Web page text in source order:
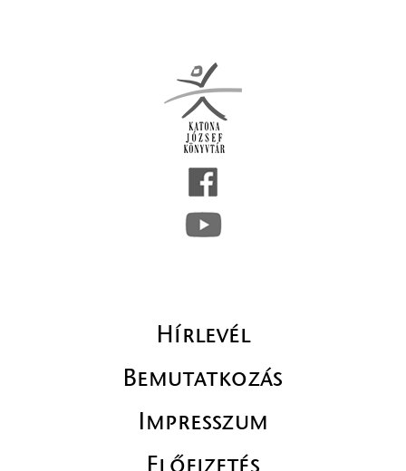
Hírlevél
Bemutatkozás
Impresszum
Előfizetés